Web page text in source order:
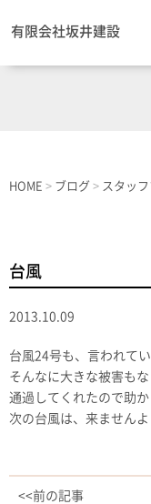
有限会社坂井建設
HOME > ブログ > スタッ
台風
2013.10.09
台風24号も、言われて
そんなに大きな被害もな
通過してくれたので助か
次の台風は、来ま
<<前の記事